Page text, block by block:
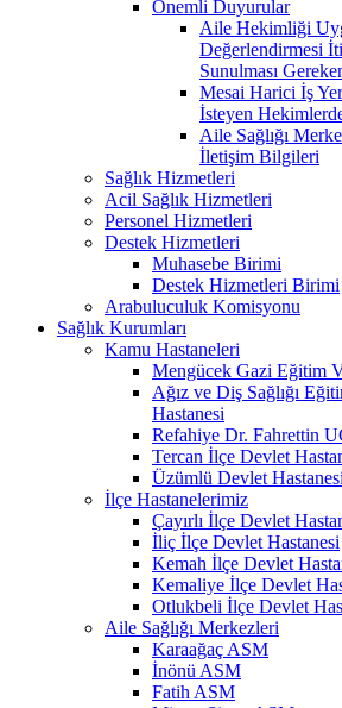
Önemli Duyurular
Aile Hekimliği
Değerlendirmesi
Sunulması
Mesai Harici İş
İsteyen
Aile Sağlığı
İletişim Bilgileri
Sağlık Hizmetleri
Acil Sağlık Hizmetleri
Personel Hizmetleri
Destek Hizmetleri
Muhasebe Birimi
Destek Hizmetleri Birimi
Arabuluculuk Komisyonu
Sağlık Kurumları
Kamu Hastaneleri
Mengücek Gazi Eğitim
Ağız ve Diş Sağlığı
Hastanesi
Refahiye Dr. Fahrettin
Tercan İlçe Devlet
Üzümlü Devlet Hastanesi
İlçe Hastanelerimiz
Çayırlı İlçe Devlet
İliç İlçe Devlet Hastanesi
Kemah İlçe Devlet
Kemaliye İlçe Devlet
Otlukbeli İlçe Devlet
Aile Sağlığı Merkezleri
Karaağaç ASM
İnönü ASM
Fatih ASM